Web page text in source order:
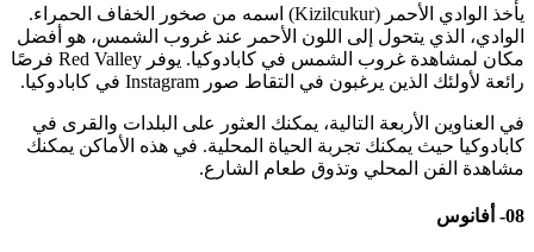
يأخذ الوادي الأحمر (Kizilcukur) اسمه من صخور الخفاف الحمراء.
الوادي، الذي يتحول إلى اللون الأحمر عند غروب الشمس، هو أفضل
مكان لمشاهدة غروب الشمس في كابادوكيا. يوفر Red Valley فرصًا
رائعة لأولئك الذين يرغبون في التقاط صور Instagram في كابادوكيا.
في العناوين الأربعة التالية، يمكنك العثور على البلدات والقرى في
كابادوكيا حيث يمكنك تجربة الحياة المحلية. في هذه الأماكن يمكنك
مشاهدة الفن المحلي وتذوق طعام الشارع.
08- أفانوس